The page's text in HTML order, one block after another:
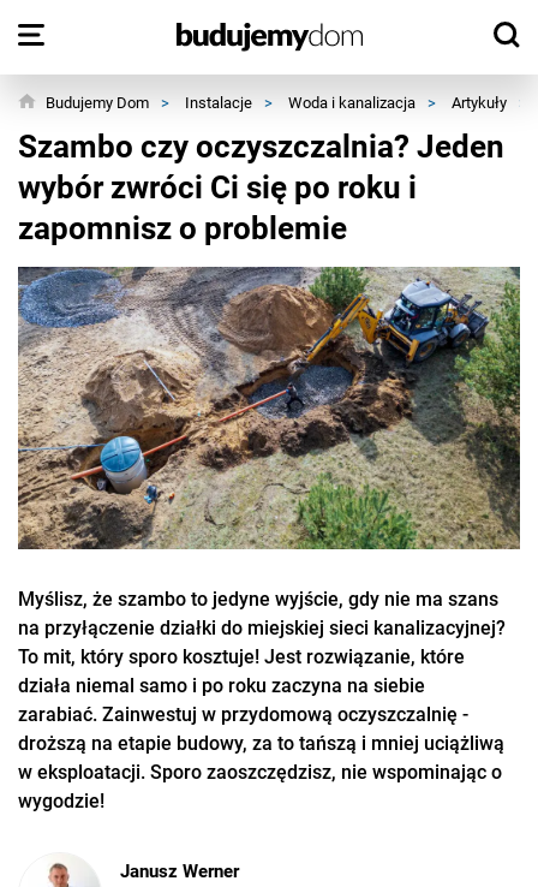
Budujemy Dom > Instalacje > Woda i kanalizacja > Artykuły >
Szambo czy oczyszczalnia? Jeden
wybór zwróci Ci się po roku i
zapomnisz o problemie
Myślisz, że szambo to jedyne wyjście, gdy nie ma szans
na przyłączenie działki do miejskiej sieci kanalizacyjnej?
To mit, który sporo kosztuje! Jest rozwiązanie, które
działa niemal samo i po roku zaczyna na siebie
zarabiać. Zainwestuj w przydomową oczyszczalnię -
droższą na etapie budowy, za to tańszą i mniej uciążliwą
w eksploatacji. Sporo zaoszczędzisz, nie wspominając o
wygodzie!
Janusz Werner